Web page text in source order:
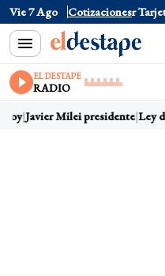
Vie 7 Ago Cotizaciones
Oficial $1520 Dólar Tarjeta
EL DESTAPE
RADIO
Javier Milei presidente Ley